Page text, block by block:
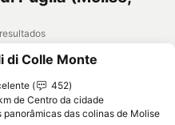
aos favoritos
di Colle Monte
452
de Centro da cidade
panorâmicas das colinas de Molise